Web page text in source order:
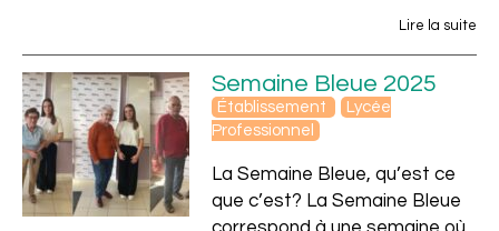
Lire la suite
Semaine Bleue 2025
Établissement
Lycée
Professionnel
La Semaine Bleue, qu’est ce
que c’est? La Semaine Bleue